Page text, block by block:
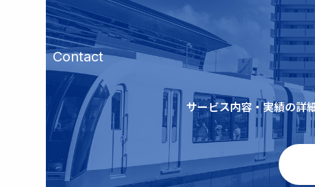
Contact
サービス内容・実績の詳